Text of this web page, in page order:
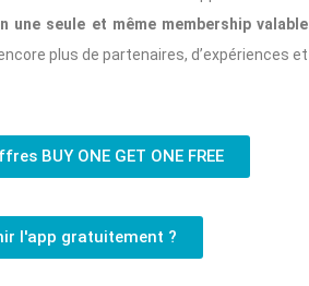
une seule et même membership valable
plus de partenaires, d’expériences et
BUY ONE GET ONE FREE
l'app gratuitement ?